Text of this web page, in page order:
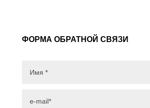
ФОРМА ОБРАТНОЙ СВЯЗИ